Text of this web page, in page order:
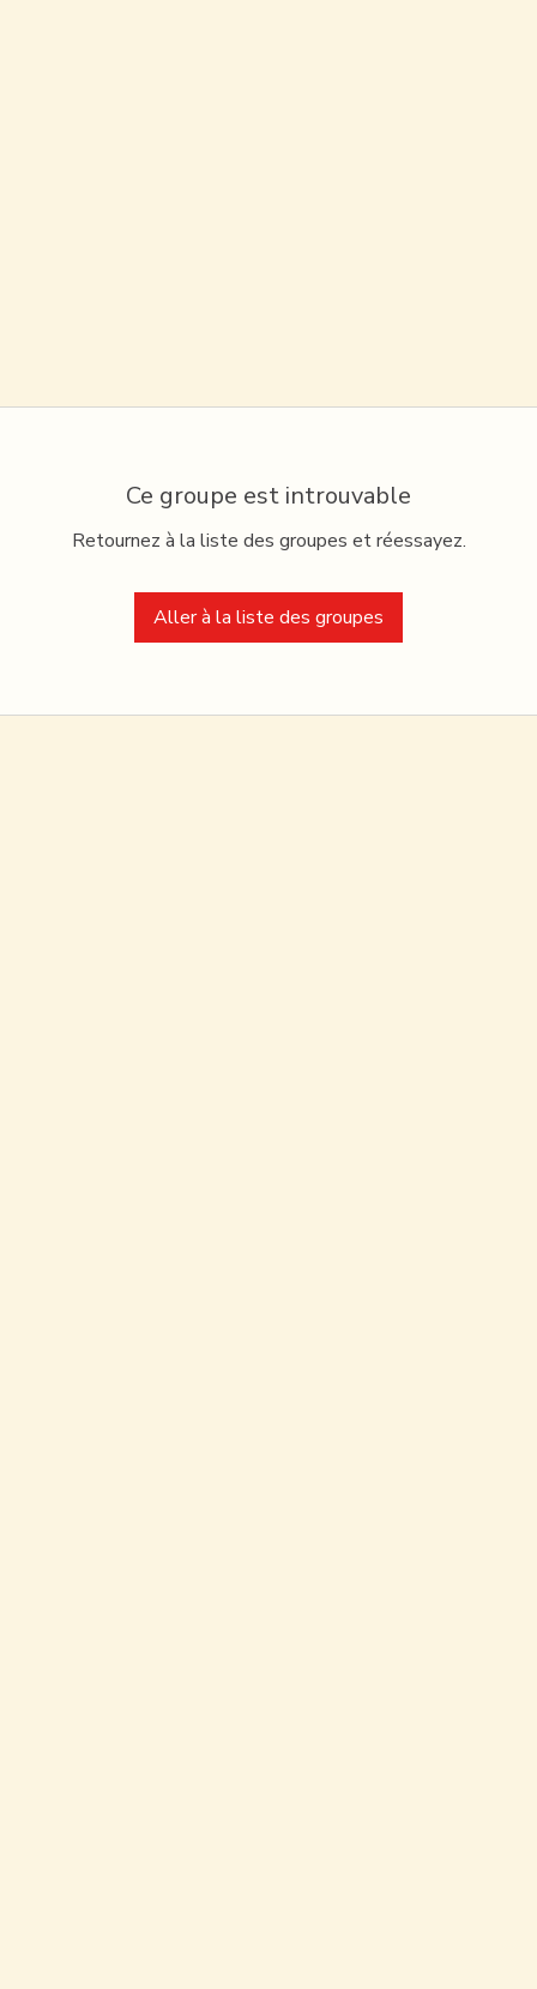
Ce groupe est introuvable
Retournez à la liste des groupes et réessayez.
Aller à la liste des groupes